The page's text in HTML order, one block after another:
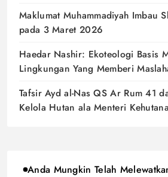
Maklumat Muhammadiyah Imbau
pada 3 Maret 2026
Haedar Nashir: Ekoteologi Basis
Lingkungan Yang Memberi
Tafsir Ayd al-Nas QS Ar Rum 41
Kelola Hutan ala Menteri
Anda Mungkin Telah